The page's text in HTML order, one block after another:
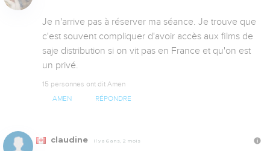
Je n'arrive pas à réserver ma séance. Je trouve que
c'est souvent compliquer d'avoir accès aux films de
saje distribution si on vit pas en France et qu'on est
un privé.
15 personnes ont dit Amen
AMEN RÉPONDRE
claudine Il y a 6 ans, 2 mois